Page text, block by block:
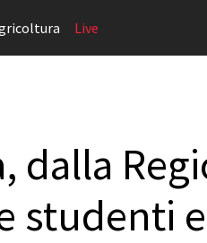
Live
dalla
studenti